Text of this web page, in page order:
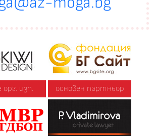
орг. изп. основен партньор